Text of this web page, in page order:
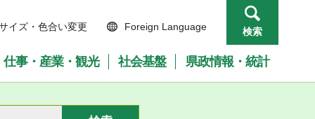
イズ・色合い変更 Foreign Language 検索
仕事・産業・観光 社会基盤 県政情報・統計